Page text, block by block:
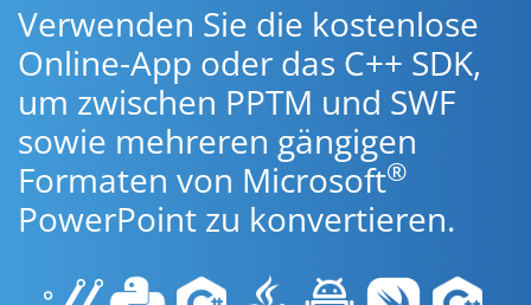
Verwenden Sie die kostenlose
Online-App oder das C++ SDK,
um zwischen PPTM und SWF
sowie mehreren gängigen
Formaten von Microsoft®
PowerPoint zu konvertieren.